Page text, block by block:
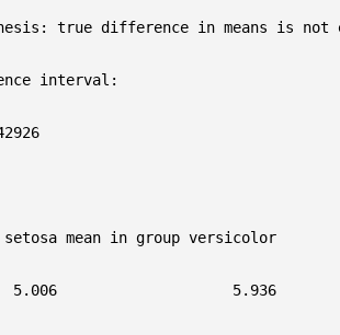
true difference in means is not
interval:
mean in group versicolor
5.936